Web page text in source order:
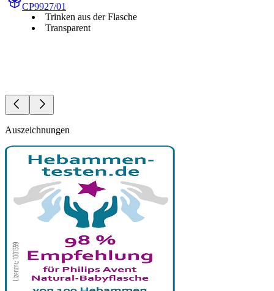
CP9927/01
Trinken aus der Flasche
Transparent
Auszeichnungen